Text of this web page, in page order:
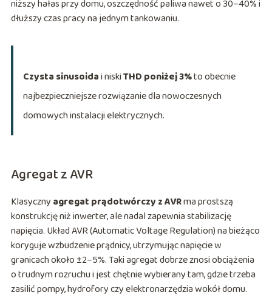
niższy hałas przy domu, oszczędność paliwa nawet o 30–40% i
dłuższy czas pracy na jednym tankowaniu.
Czysta sinusoidai niskiTHD poniżej 3%to obecnie
najbezpieczniejsze rozwiązanie dla nowoczesnych
domowych instalacji elektrycznych.
Agregat z AVR
Klasyczny agregat prądotwórczy z AVRma prostszą
konstrukcję niż inwerter, ale nadal zapewnia stabilizację
napięcia. Układ AVR (Automatic Voltage Regulation) na bieżąco
koryguje wzbudzenie prądnicy, utrzymując napięcie w
granicach około ±2–5%. Taki agregat dobrze znosi obciążenia
o trudnym rozruchu i jest chętnie wybierany tam, gdzie trzeba
zasilić pompy, hydrofory czy elektronarzędzia wokół domu.